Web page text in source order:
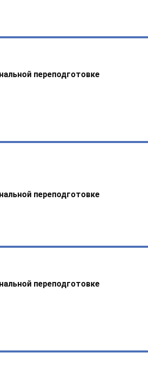
переподготовке
переподготовке
переподготовке